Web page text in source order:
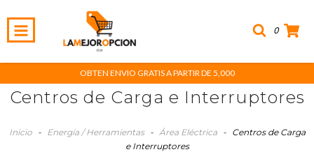
0
OBTEN ENVIO GRATIS A PARTIR DE 5,000
Centros de Carga e Interruptores
Inicio - Energía / Herramientas - Área Eléctrica -
Centros de Carga
e Interruptores